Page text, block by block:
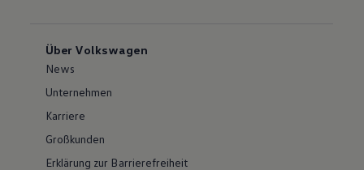
Über Volkswagen
News
Unternehmen
Karriere
Großkunden
Erklärung zur Barrierefreiheit